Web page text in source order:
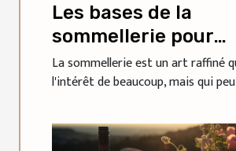
Les bases de la
sommellerie pour
débutants
La sommellerie est un art raffiné
l'intérêt de beaucoup, mais qui